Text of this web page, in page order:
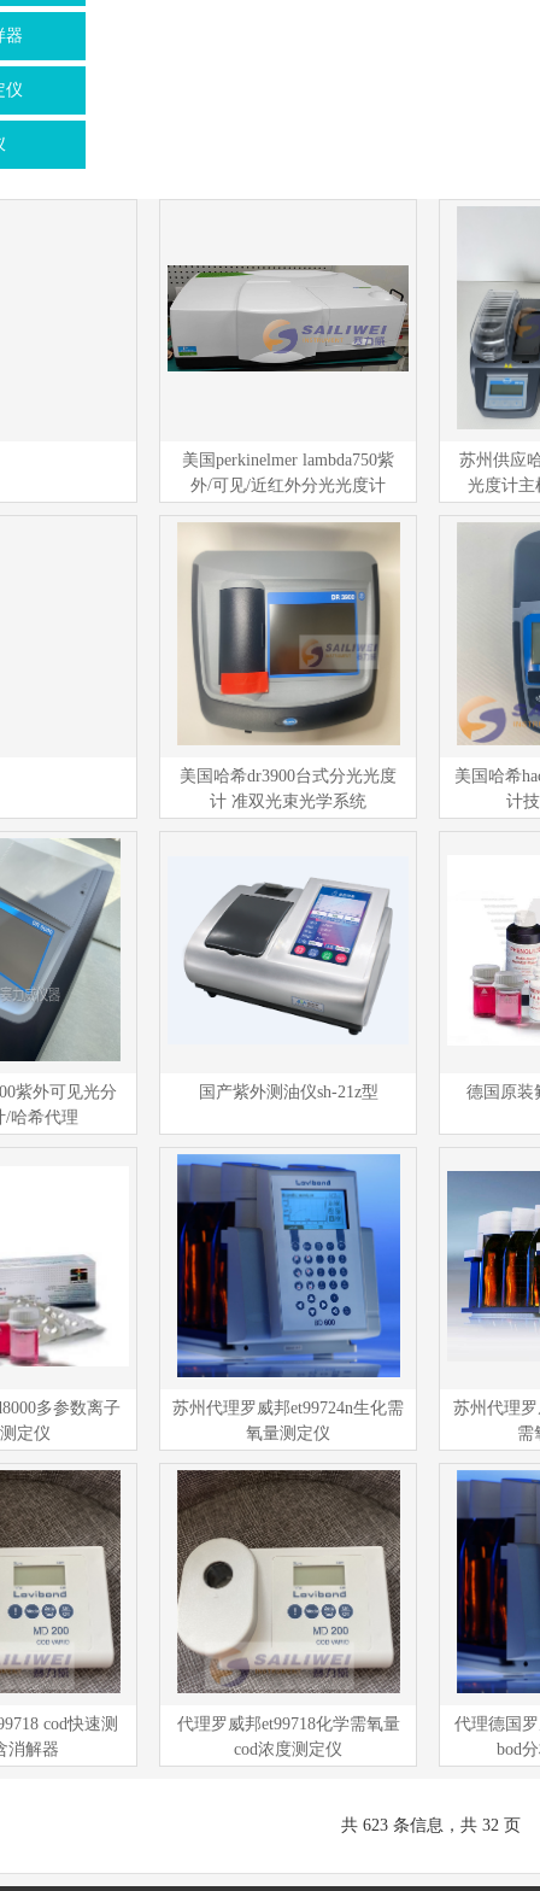
器
仪
美国perkinelmer lambda750紫
外/可见/近红外分光光度计
苏州供应
光度计主
美国哈希dr3900台式分光光度
计 准双光束光学系统
美国哈希
计
紫外可见光分
/哈希代理
国产紫外测油仪sh-21z型 德国原装
多参数离子
定仪
苏州代理罗威邦et99724n生化需
氧量测定仪
苏州代理罗
需
cod快速测
消解器
代理罗威邦et99718化学需氧量
cod浓度测定仪
代理德国
bod
共 623 条信息，共 32 页